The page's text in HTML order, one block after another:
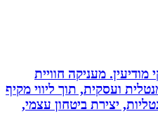
מעניקה חוויית
תוך ליווי מקיף
יצירת ביטחון עצמי,